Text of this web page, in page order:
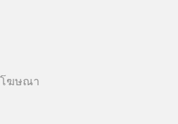
โฆษณา